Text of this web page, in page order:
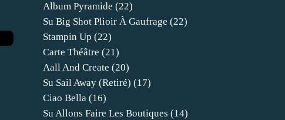
Album Pyramide (22)
Su Big Shot Plioir À Gaufrage (22)
Stampin Up (22)
Carte Théâtre (21)
Aall And Create (20)
Su Sail Away (retiré) (17)
Ciao Bella (16)
Su Allons Faire Les Boutiques (14)